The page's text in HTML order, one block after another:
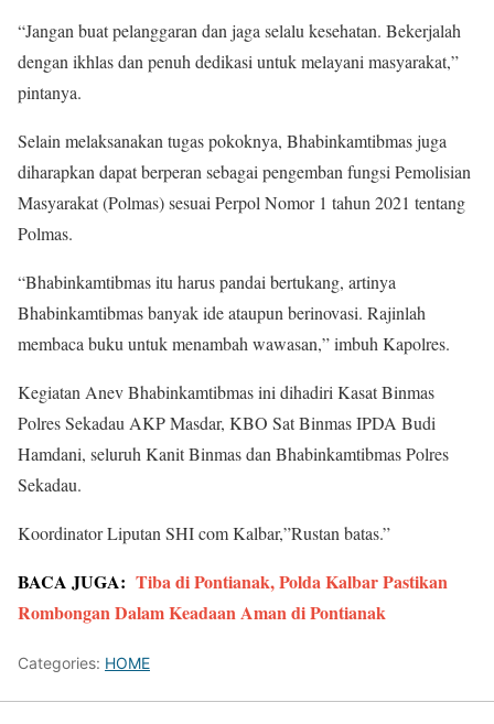
“Jangan buat pelanggaran dan jaga selalu kesehatan. Bekerjalah
dengan ikhlas dan penuh dedikasi untuk melayani masyarakat,”
pintanya.
Selain melaksanakan tugas pokoknya, Bhabinkamtibmas juga
diharapkan dapat berperan sebagai pengemban fungsi Pemolisian
Masyarakat (Polmas) sesuai Perpol Nomor 1 tahun 2021 tentang
Polmas.
“Bhabinkamtibmas itu harus pandai bertukang, artinya
Bhabinkamtibmas banyak ide ataupun berinovasi. Rajinlah
membaca buku untuk menambah wawasan,” imbuh Kapolres.
Kegiatan Anev Bhabinkamtibmas ini dihadiri Kasat Binmas
Polres Sekadau AKP Masdar, KBO Sat Binmas IPDA Budi
Hamdani, seluruh Kanit Binmas dan Bhabinkamtibmas Polres
Sekadau.
Koordinator Liputan SHI com Kalbar,”Rustan batas.”
BACA JUGA: Tiba di Pontianak, Polda Kalbar Pastikan
Rombongan Dalam Keadaan Aman di Pontianak
Categories: HOME